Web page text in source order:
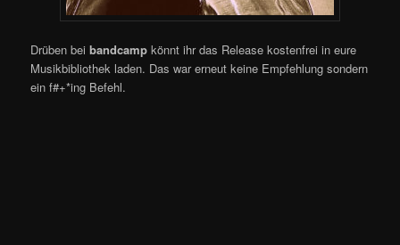
Drüben beibandcamp könnt ihr das Release kostenfrei in eure
Musikbibliothek laden. Das war erneut keine Empfehlung sondern
ein f#+*ing Befehl.